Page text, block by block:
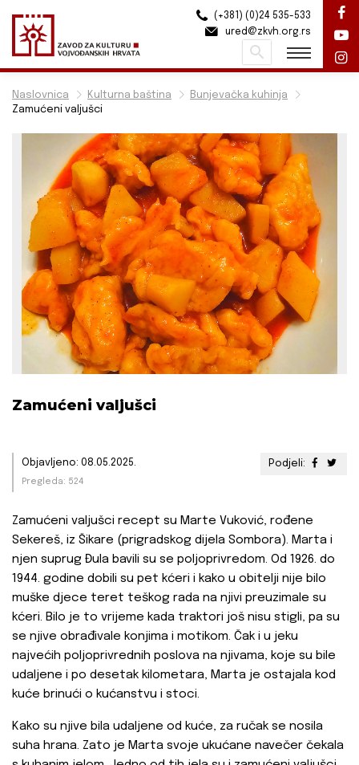
Naslovnica Kulturna baština
Bunjevačka kuhinja
Zamućeni valjušci
Zamućeni valjušci
Podjeli:
Objavljeno: 08.05.2025.
Pregleda: 524
Zamućeni valjušci recept su Marte Vuković, rođene
Sekereš, iz Šikare (prigradskog dijela Sombora). Marta i
njen suprug Đula bavili su se poljoprivredom. Od 1926. do
1944. godine dobili su pet kćeri i kako u obitelji nije bilo
muške djece teret teškog rada na njivi preuzimale su
kćeri. Bilo je to vrijeme kada traktori još nisu stigli, pa su
se njive obrađivale konjima i motikom. Čak i u jeku
najvećih poljoprivrednih poslova na njivama, koje su bile
udaljene i po desetak kilometara, Marta je ostajala kod
kuće brinući o kućanstvu i stoci.
Kako su njive bila udaljene od kuće, za ručak se nosila
suha hrana. Zato je Marta svoje ukućane navečer čekala
(+381) (0)24 535-533
ured@zkvh.org.rs
Pretraži